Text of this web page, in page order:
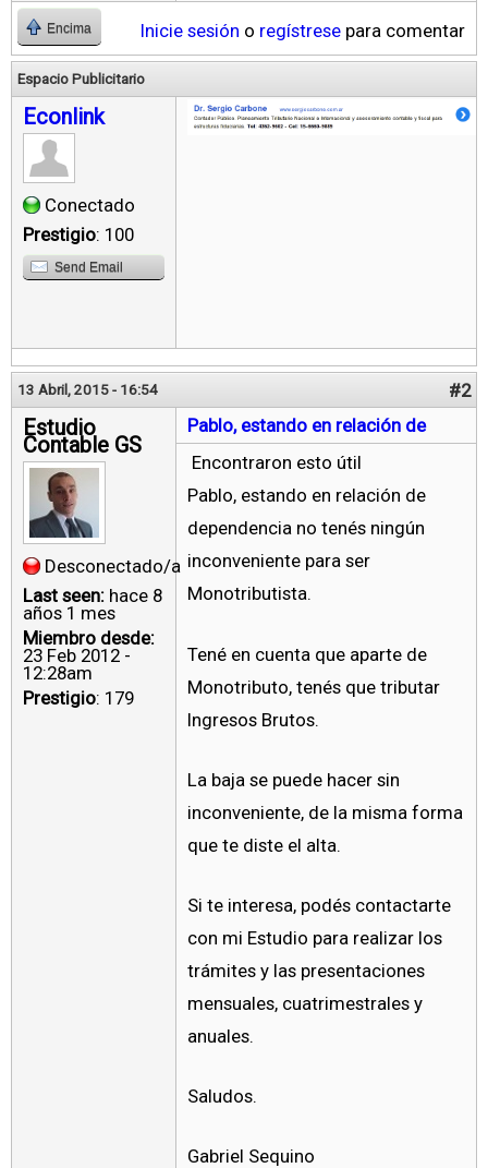
Encima Inicie sesión o regístrese para comentar
Espacio Publicitario
Econlink
Conectado
Prestigio: 100
Send Email
13 Abril, 2015 - 16:54 #2
Estudio
Contable GS
Desconectado/a
Last seen: hace 8
años 1 mes
Miembro desde:
23 Feb 2012 -
12:28am
Prestigio: 179
Pablo, estando en relación de
Encontraron esto útil
Pablo, estando en relación de
dependencia no tenés ningún
inconveniente para ser
Monotributista.
Tené en cuenta que aparte de
Monotributo, tenés que tributar
Ingresos Brutos.
La baja se puede hacer sin
inconveniente, de la misma forma
que te diste el alta.
Si te interesa, podés contactarte
con mi Estudio para realizar los
trámites y las presentaciones
mensuales, cuatrimestrales y
anuales.
Saludos.
Gabriel Sequino